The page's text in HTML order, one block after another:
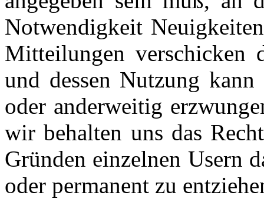
Notwendigkeit
Mitteilungen verschicken
und dessen Nutzung
oder anderweitig
wir behalten uns das
Gründen einzelnen Usern
oder permanent zu